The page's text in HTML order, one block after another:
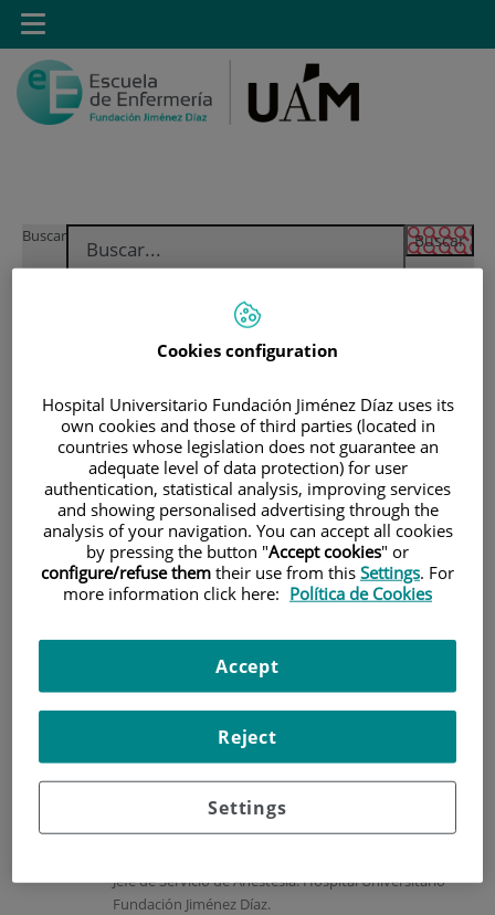
Saltar al contenido
SaltarBuscar
Toggle
navigation
MÁSTER PROPIO POR LA UAM EN CUIDADOS
REANIMACIÓN Y TRATAMIENTO DEL DOLOR
DIRECCIÓN ACADÉMICA
Dirección Académica
Directores
Doctora en Enfermería.
Directora de EEFJD - UAM.
prodriguezg@quironsalud.es
Luis Enrique Muñoz Alameda.
Jefe de Servicio de Anestesia. Hospital Universitario
Fundación Jiménez Díaz.
Cookies configuration
Hospital Universitario Fundación Jiménez Díaz uses its
own cookies and those of third parties (located in
countries whose legislation does not guarantee an
adequate level of data protection) for user
authentication, statistical analysis, improving services
and showing personalised advertising through the
analysis of your navigation. You can accept all cookies
by pressing the button "Accept cookies" or
configure/refuse them their use from this Settings. For
more information click here: Política de Cookies
Settings
Reject
Accept